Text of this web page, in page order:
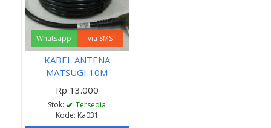
Whatsapp via SMS
KABEL ANTENA
MATSUGI 10M
Rp 13.000
Stok:
Tersedia
Kode: Ka031